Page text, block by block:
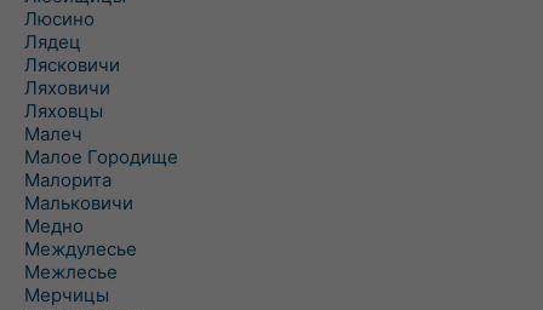
Люсино
Лядец
Лясковичи
Ляховичи
Ляховцы
Малеч
Малое Городище
Малорита
Мальковичи
Медно
Междулесье
Межлесье
Мерчицы